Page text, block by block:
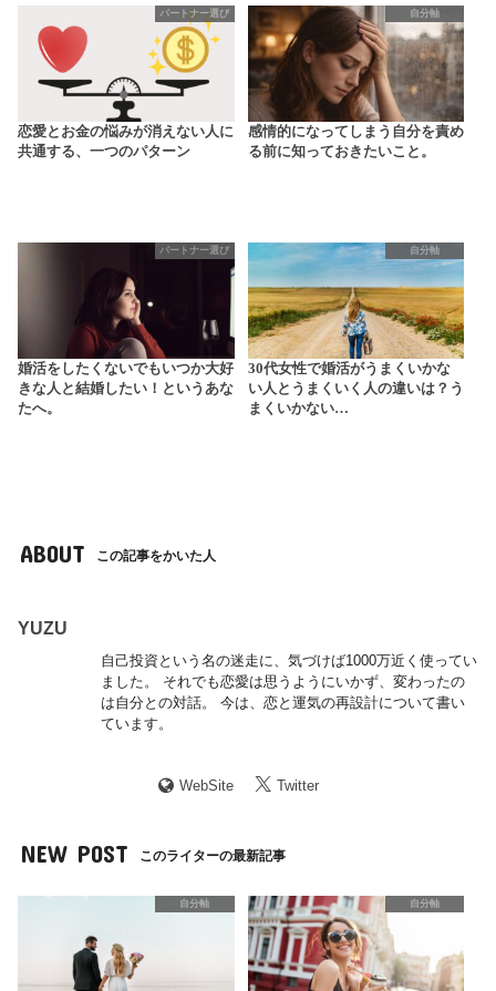
パートナー選び
恋愛とお金の悩みが消えない人に
共通する、一つのパターン
自分軸
感情的になってしまう自分を責め
る前に知っておきたいこと。
パートナー選び
婚活をしたくないでもいつか大好
きな人と結婚したい！というあな
たへ。
自分軸
30代女性で婚活がうまくいかな
い人とうまくいく人の違いは？う
まくいかない…
ABOUT この記事をかいた人
YUZU
自己投資という名の迷走に、気づけば1000万近く使ってい
ました。 それでも恋愛は思うようにいかず、変わったの
は自分との対話。 今は、恋と運気の再設計について書い
ています。
WebSite Twitter
NEW POST このライターの最新記事
自分軸 自分軸